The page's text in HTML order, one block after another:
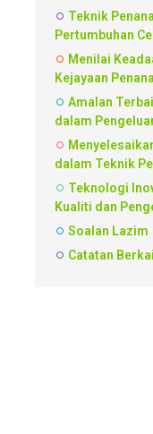
Teknik
Pertumbuhan
Menilai
Kejayaan
Amalan
dalam
dalam Teknik
Teknologi
Kualiti dan
Soalan Lazim
Catatan